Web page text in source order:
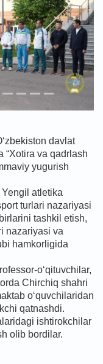
davlat
“Xotira va qadrlash
yugurish
atletika
turlari nazariyasi
tashkil etish,
nazariyasi va
hamkorligida
o‘qituvchilar,
Chirchiq shahri
o‘quvchilaridan
qatnashdi.
ishtirokchilar
olib bordilar.